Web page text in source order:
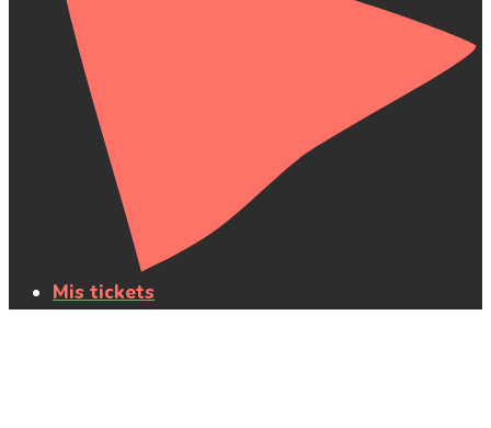
Mis tickets